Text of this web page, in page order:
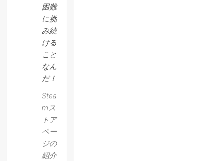
困難
に挑
み続
ける
こと
なん
だ！
Stea
mス
トア
ペー
ジの
紹介